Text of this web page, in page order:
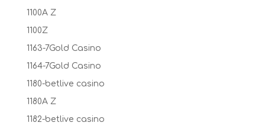
1100A Z
1100Z
1163-7Gold Casino
1164-7Gold Casino
1180-betlive casino
1180A Z
1182-betlive casino